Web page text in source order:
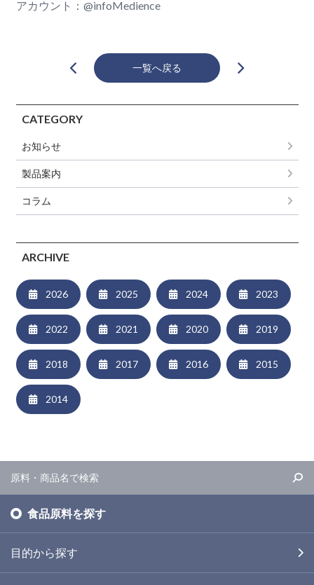
アカウント：@infoMedience
一覧へ戻る
CATEGORY
お知らせ
製品案内
コラム
ARCHIVE
2026 2025 2024 2023
2022 2021 2020 2019
2018 2017 2016 2015
2014
食品原料を探す
目的から探す